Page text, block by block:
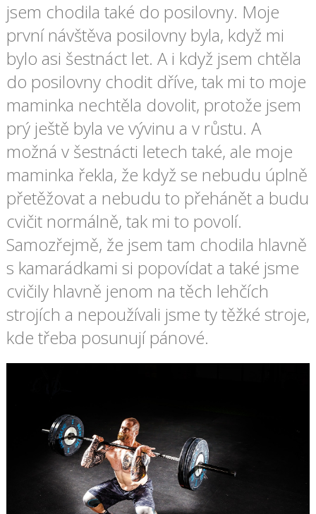
jsem chodila také do posilovny. Moje
první návštěva posilovny byla, když mi
bylo asi šestnáct let. A i když jsem chtěla
do posilovny chodit dříve, tak mi to moje
maminka nechtěla dovolit, protože jsem
prý ještě byla ve vývinu a v růstu. A
možná v šestnácti letech také, ale moje
maminka řekla, že když se nebudu úplně
přetěžovat a nebudu to přehánět a budu
cvičit normálně, tak mi to povolí.
Samozřejmě, že jsem tam chodila hlavně
s kamarádkami si popovídat a také jsme
cvičily hlavně jenom na těch lehčích
strojích a nepoužívali jsme ty těžké stroje,
kde třeba posunují pánové.